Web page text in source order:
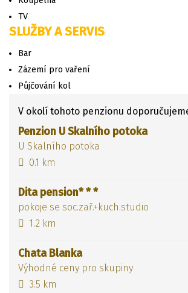
TV
SLUŽBY A SERVIS
Bar
Zázemí pro vaření
Půjčování kol
V okolí tohoto penzionu
Penzion U Skalního potoka
U Skalního potoka
0.1 km
Dita pension* * *
pokoje se soc.zař.+kuch.studio
1.2 km
Chata Blanka
Výhodné ceny pro skupiny
3.5 km